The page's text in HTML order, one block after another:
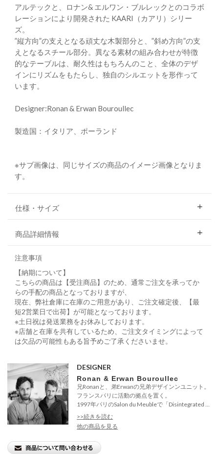
アルテックと、ロナン& エルワン・ブルレックとのコラボ
レーションにより開発された KAARI（カアリ）シリー
ズ。
”縦方向”の支えとなる頑丈な木製部分と、”斜め方向”の支
えとなるスチール部分。異なる素材の組み合わせが特徴
的なテーブルは、耐久性はもちろんのこと、全体のデザ
インにリズムをもたらし、独自のシルエットを形作って
います。
Designer:Ronan & Erwan Bouroullec
製造国：イタリア、ポーランド
※サブ画像は、同じサイズの商品のイメージ画像となりま
す。
仕様・サイズ
商品詳細情報
注意事項
【納期について】
こちらの商品は【受注商品】のため、通常ご注文を承ってか
らの手配の商品となっておりますが、
現在、弊社倉庫に在庫のご用意があり、ご注文確定後、【最
短2営業日で出荷】が可能となっております。
※土日祝は発送業務をお休みしております。
※店舗と在庫を共有しているため、ご注文タイミングによって
は欠品の可能性もある旨予めご了承くださいませ。
DESIGNER
Ronan & Erwan Bouroullec
兄Ronanと、弟Erwanの兄弟デザインンユニット。
フランスパリに活動の拠点を置く。
1997年パリのSalon du Meubleで「Disintegrated ...
>>続きを読む
他の商品を見る